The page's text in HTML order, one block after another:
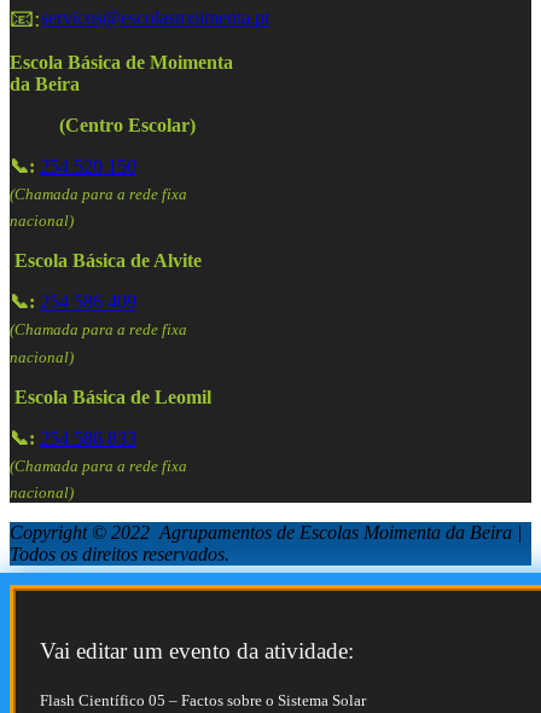
📧:servicos@escolasmoimenta.pt
Escola Básica de Moimenta
da Beira
(Centro Escolar)
📞: 254 520 150
(Chamada para a rede fixa
nacional)
Escola Básica de Alvite
📞: 254 586 409
(Chamada para a rede fixa
nacional)
Escola Básica de Leomil
📞: 254 586 833
(Chamada para a rede fixa
nacional)
Copyright © 2022 Agrupamentos de Escolas Moimenta da Beira |
Todos os direitos reservados.
Vai editar um evento da atividade:
Flash Científico 05 – Factos sobre o Sistema Solar